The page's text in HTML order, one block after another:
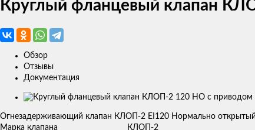
Круглый фланцевый клапан
Обзор
Отзывы
Документация
Изображения
товаров
Огнезадерживающий клапан КЛОП-2 ЕI120 Нормально открытый
Марка клапана
КЛОП-2